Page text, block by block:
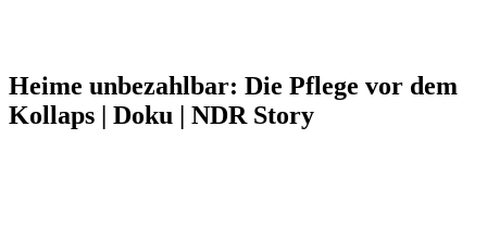
Heime unbezahlbar: Die Pflege vor dem
Kollaps | Doku | NDR Story